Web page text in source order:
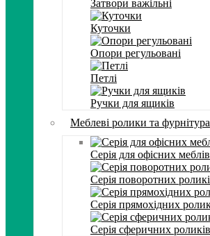
Затвори важільні
Куточки
Опори регульовані
Петлі
Ручки для ящиків
Меблеві ролики та фурнітура
Серія для офісних
Серія поворотних
Серія прямохідних
Серія сферичних роликів